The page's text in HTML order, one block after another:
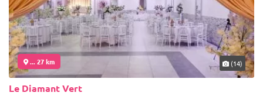
... 27 km (14)
Le Diamant Vert